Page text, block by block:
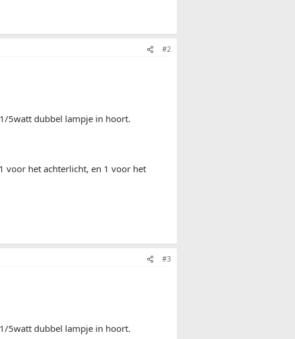
#2
5watt dubbel lampje in hoort.
voor het achterlicht, en 1 voor het
#3
5watt dubbel lampje in hoort.